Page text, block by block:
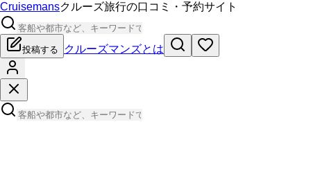
Cruisemansクルーズ旅行の口コミ・予約サイト
投稿する クルーズマンズとは